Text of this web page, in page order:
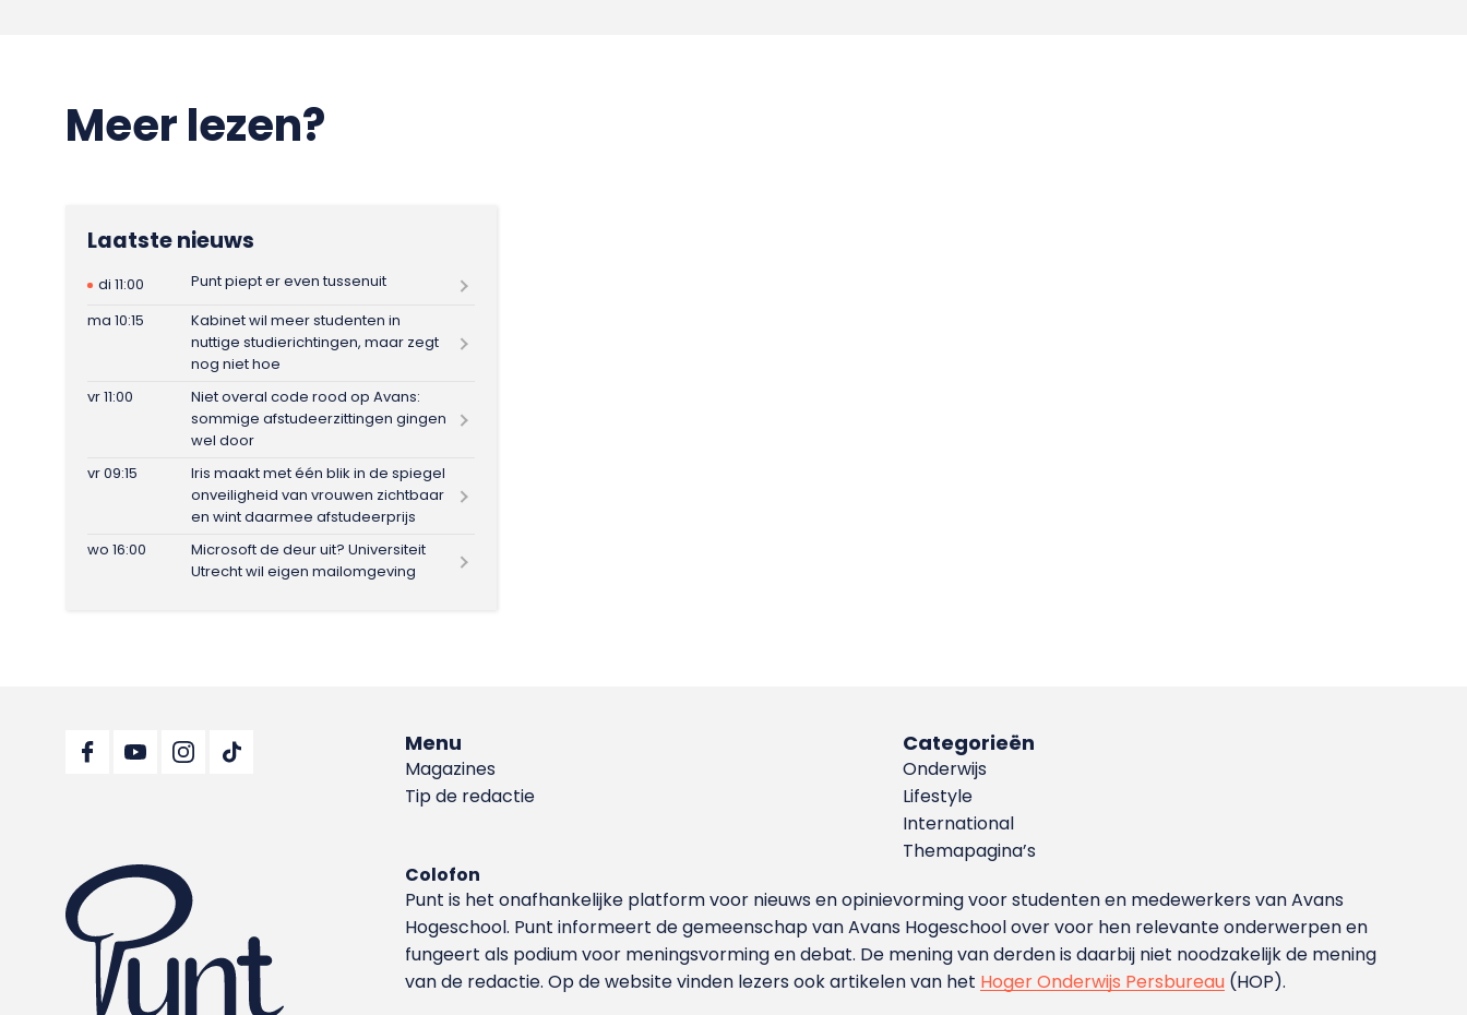
Meer lezen?
Laatste nieuws
di 11:00
Punt piept er even tussenuit
ma 10:15
Kabinet wil meer studenten in
nuttige studierichtingen, maar zegt
nog niet hoe
vr 11:00
Niet overal code rood op Avans:
sommige afstudeerzittingen gingen
wel door
vr 09:15
Iris maakt met één blik in de spiegel
onveiligheid van vrouwen zichtbaar
en wint daarmee afstudeerprijs
wo 16:00
Microsoft de deur uit? Universiteit
Utrecht wil eigen mailomgeving
Menu
Magazines
Tip de redactie
Categorieën
Onderwijs
Lifestyle
International
Themapagina’s
Colofon
Punt is het onafhankelijke platform voor nieuws en opinievorming voor studenten en medewerkers van Avans
Hoge­school. Punt informeert de gemeenschap van Avans Hogeschool over voor hen relevante onderwerpen en
fungeert als podium voor meningsvorming en debat. De mening van derden is daarbij niet noodzakelijk de mening
van de redactie. Op de website vinden lezers ook artikelen van het Hoger Onderwijs Persbureau (HOP).